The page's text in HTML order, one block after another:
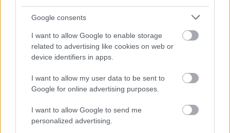
Google consents
I want to allow Google to enable storage
related to advertising like cookies on web or
device identifiers in apps.
I want to allow my user data to be sent to
Google for online advertising purposes.
I want to allow Google to send me
personalized advertising.
ZDROJ PR článok spoločnosti HELUZ cihlářský průmysl,
Kategória: Materiály
Tagy: roletové preklady žalúziové preklady